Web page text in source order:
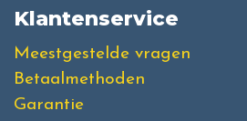
Klantenservice
Meestgestelde vragen
Betaalmethoden
Garantie